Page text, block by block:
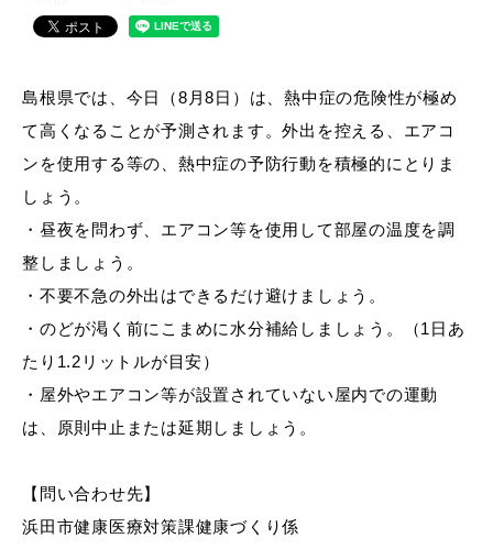
健康・福祉・子育て
産業・ビジネス
移住・定住
観光・飲食
場面から探す
島根県では、今日（8月8日）は、熱中症の危険性が極め
て高くなることが予測されます。外出を控える、エアコ
ンを使用する等の、熱中症の予防行動を積極的にとりま
しょう。
・昼夜を問わず、エアコン等を使用して部屋の温度を調
整しましょう。
・不要不急の外出はできるだけ避けましょう。
・のどが渇く前にこまめに水分補給しましょう。（1日あ
たり1.2リットルが目安）
・屋外やエアコン等が設置されていない屋内での運動
は、原則中止または延期しましょう。
【問い合わせ先】
浜田市健康医療対策課健康づくり係